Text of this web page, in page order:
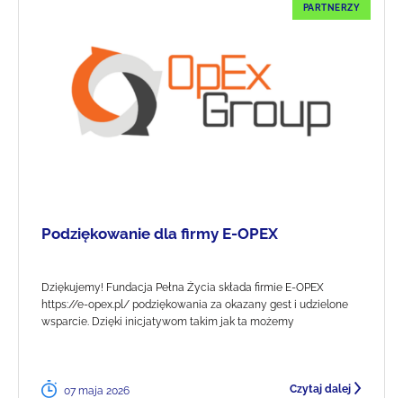
PARTNERZY
Podziękowanie dla firmy E-OPEX
Dziękujemy! Fundacja Pełna Życia składa firmie E-OPEX
https://e-opex.pl/ podziękowania za okazany gest i udzielone
wsparcie. Dzięki inicjatywom takim jak ta możemy
07 maja 2026 Czytaj dalej